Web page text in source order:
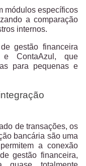
módulos específicos
a comparação
internos.
gestão financeira
e ContaAzul, que
para pequenas e
de transações, os
bancária são uma
a conexão
gestão financeira,